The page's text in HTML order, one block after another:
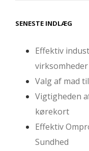
SENESTE INDLÆG
Effektiv
virksomheder
Valg af mad
Vigtigheden
kørekort
Effektiv
Sundhed